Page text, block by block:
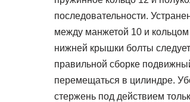
последовательности.
между манжетой 10 и
нижней крышки болты
правильной сборке
перемещаться в цилиндре.
стержень под действием